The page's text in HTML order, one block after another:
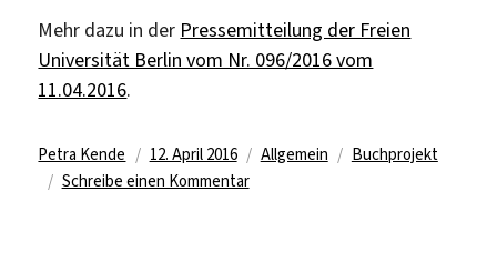
Mehr dazu in der Pressemitteilung der Freien
Universität Berlin vom Nr. 096/2016 vom
11.04.2016.
Autor
Petra Kende
Veröffentlicht
am
12. April 2016 Kategorien
Allgemein Schlagwörter
Buchprojekt
Schreibe einen Kommentarzu